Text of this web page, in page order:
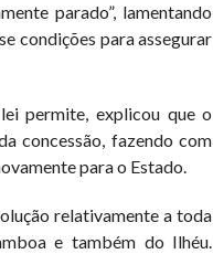
parado”, lamentando
condições para assegurar
permite, explicou que o
concessão, fazendo com
para o Estado.
relativamente a toda
e também do Ilhéu.